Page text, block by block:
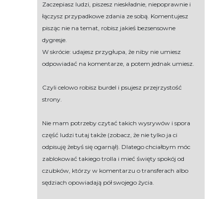
Zaczepiasz ludzi, piszesz nieskładnie, niepoprawnie i
łączysz przypadkowe zdania ze sobą. Komentujesz
pisząc nie na temat, robisz jakieś bezsensowne
dygresje.
W skrócie: udajesz przygłupa, że niby nie umiesz
odpowiadać na komentarze, a potem jednak umiesz.
Czyli celowo robisz burdel i psujesz przejrzystość
strony.
Nie mam potrzeby czytać takich wysrywów i spora
część ludzi tutaj także (zobacz, że nie tylko ja ci
odpisuję żebyś się ogarnął). Dlatego chciałbym móc
zablokować takiego trolla i mieć święty spokój od
czubków, którzy w komentarzu o transferach albo
sędziach opowiadają pół swojego życia.